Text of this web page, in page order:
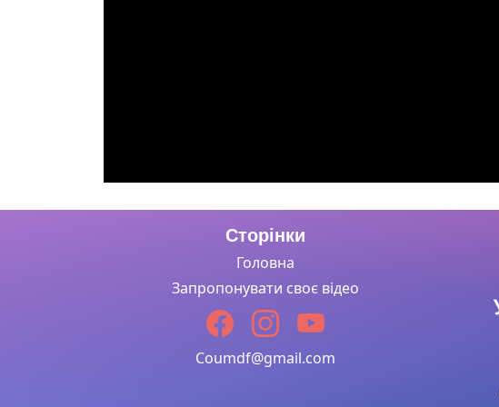
Сторінки
Головна
Запропонувати своє відео
Coumdf@gmail.com